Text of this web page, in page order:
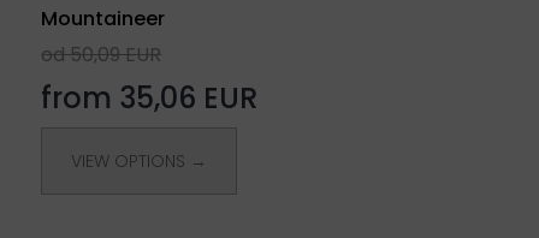
Mountaineer
od 50,09 EUR
from 35,06 EUR
VIEW OPTIONS →